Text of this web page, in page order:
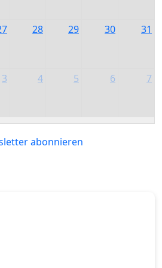
28 29 30 31
3 4 5 6 7
abonnieren